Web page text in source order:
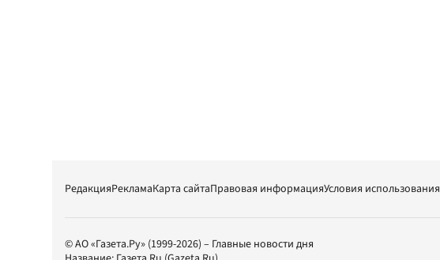
РедакцияРекламаКарта сайтаПравовая информацияУсловия использования
© АО «Газета.Ру» (1999-2026) – Главные новости дня